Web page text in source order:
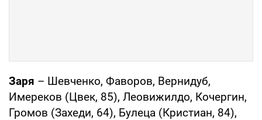
Заря – Шевченко, Фаворов, Вернидуб,
Имереков (Цвек, 85), Леовижилдо, Кочергин,
Громов (Захеди, 64), Булеца (Кристиан, 84),